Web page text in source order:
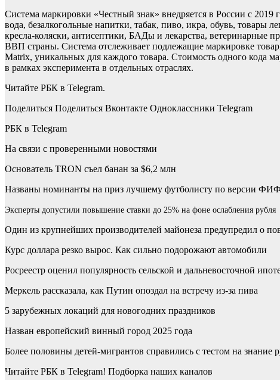
Система маркировки «Честный знак» внедряется в России с
вода, безалкогольные напитки, табак, пиво, икра, обувь,
кресла-коляски, антисептики, БАДы и лекарства, ветеринарные
ВВП страны. Система отслеживает подлежащие маркировке
Matrix, уникальных для каждого товара. Стоимость одного кода
в рамках эксперимента в отдельных отраслях.
Читайте РБК в Telegram.
Поделиться Поделиться Вконтакте Одноклассники Telegram
РБК в Telegram
На связи с проверенными новостями
Основатель TRON съел банан за $6,2 млн
Названы номинанты на приз лучшему футболисту по версии
Эксперты допустили повышение ставки до 25% на фоне ослабления рубля
Один из крупнейших производителей майонеза предупредил о
Курс доллара резко вырос. Как сильно подорожают автомобили
Росреестр оценил популярность сельской и дальневосточной
Меркель рассказала, как Путин опоздал на встречу из-за пива
5 зарубежных локаций для новогодних праздников
Назван европейский винный город 2025 года
Более половины детей-мигрантов справились с тестом на знание
Читайте РБК в Telegram! Подборка наших каналов